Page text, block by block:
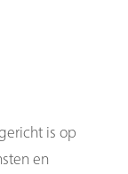
is op
en